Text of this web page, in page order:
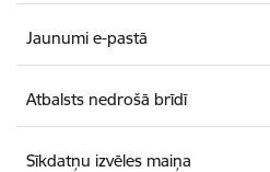
Jaunumi e-pastā
Atbalsts nedrošā brīdī
Sīkdatņu izvēles maiņa